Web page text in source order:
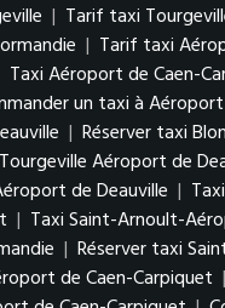
| Tarif taxi
| Tarif taxi
Taxi Aéroport de Caen-
un taxi à
| Réserver taxi
Aéroport de
de Deauville |
| Taxi Saint-Arnoult-
| Réserver taxi
de Caen-Carpiquet |